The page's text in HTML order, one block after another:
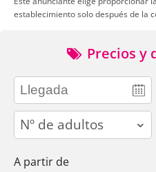
establecimiento solo después de la
Precios y
adults
A partir de